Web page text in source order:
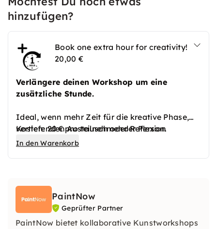
hinzufügen?
Book one extra hour for creativity!
20,00 €
Verlängere deinen Workshop um eine
zusätzliche Stunde.
Ideal, wenn mehr Zeit für die kreative Phase,
vertiefenden Austausch oder Reflexion
gewünscht ist.
Kosten: 20 € pro teilnehmender Person.
In den Warenkorb
PaintNow
Geprüfter Partner
PaintNow bietet kollaborative Kunstworkshops